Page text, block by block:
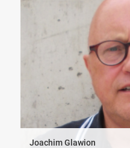
Joachim Glawion